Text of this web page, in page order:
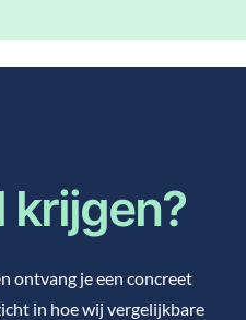
ontvang je een concreet
in hoe wij vergelijkbare